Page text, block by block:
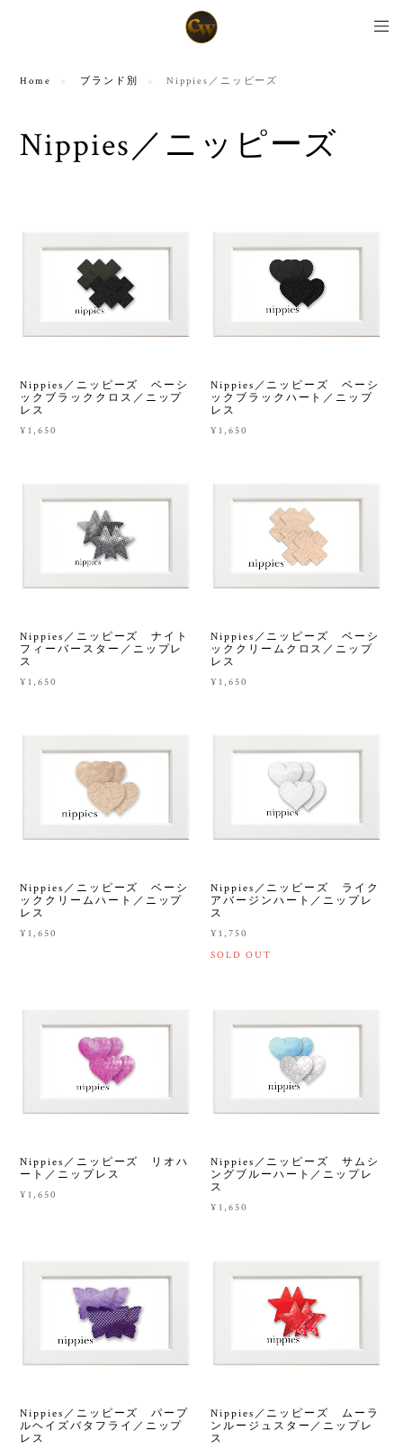
Home ブランド別 Nippies／ニッピーズ
Nippies／ニッピーズ
Nippies／ニッピーズ ベーシ
ックブラッククロス／ニップ
レス
¥1,650
Nippies／ニッピーズ ベーシ
ックブラックハート／ニップ
レス
¥1,650
Nippies／ニッピーズ ナイト
フィーバースター／ニップレ
ス
¥1,650
Nippies／ニッピーズ ベーシ
ッククリームクロス／ニップ
レス
¥1,650
Nippies／ニッピーズ ベーシ
ッククリームハート／ニップ
レス
¥1,650
Nippies／ニッピーズ ライク
アバージンハート／ニップレ
ス
¥1,750
SOLD OUT
Nippies／ニッピーズ リオハ
ート／ニップレス
¥1,650
Nippies／ニッピーズ サムシ
ングブルーハート／ニップレ
ス
¥1,650
Nippies／ニッピーズ パープ
ルヘイズバタフライ／ニップ
レス
Nippies／ニッピーズ ムーラ
ンルージュスター／ニップレ
ス